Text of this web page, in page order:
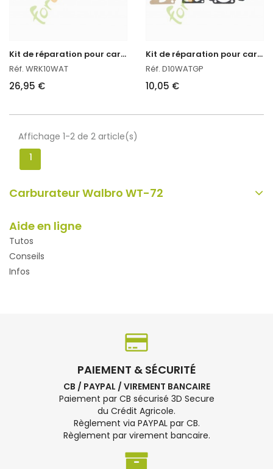
K
it de réparation pour carburateur
Réf. WRK10WAT
26,95 €
K
it de réparation pour carburateur Walbro
Réf. D10WATGP
10,05 €
Affichage 1-2 de 2 article(s)
1
Carburateur Walbro WT-72
Aide en ligne
Tutos
Conseils
Infos
PAIEMENT & SÉCURITÉ
CB / PAYPAL / VIREMENT BANCAIRE
Paiement par CB sécurisé 3D Secure
du Crédit Agricole.
Règlement via PAYPAL par CB.
Règlement par virement bancaire.